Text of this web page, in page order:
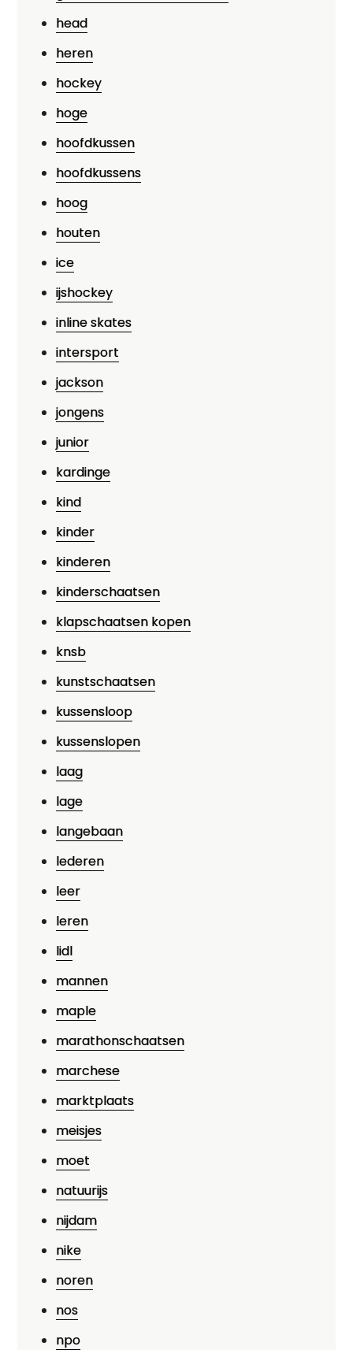
head
heren
hockey
hoge
hoofdkussen
hoofdkussens
hoog
houten
ice
ijshockey
inline skates
intersport
jackson
jongens
junior
kardinge
kind
kinder
kinderen
kinderschaatsen
klapschaatsen kopen
knsb
kunstschaatsen
kussensloop
kussenslopen
laag
lage
langebaan
lederen
leer
leren
lidl
mannen
maple
marathonschaatsen
marchese
marktplaats
meisjes
moet
natuurijs
nijdam
nike
noren
nos
npo